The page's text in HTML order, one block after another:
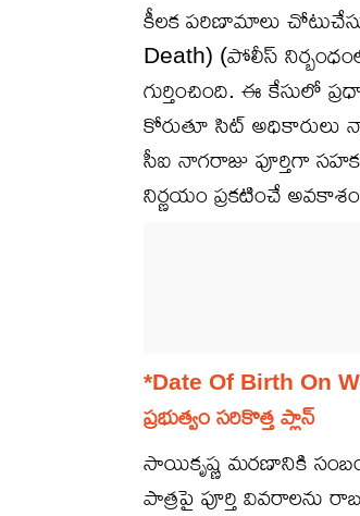
కీలక పరిణామాలు
Death) (పోలీస్ నిర్బంధంలో
గుర్తించింది. ఈ కేసులో
కోరుతూ సిట్ అధికారులు
సీఐ నాగరాజు పూర్తిగా
నిర్ణయం ప్రకటించే
*Date Of Birth On
ప్రభుత్వం సరికొత్త ప్లాన్
సాయికృష్ణ మరణానికి
పాత్రపై పూర్తి వివరాలను